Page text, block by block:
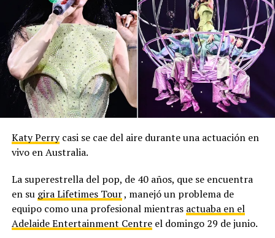
Katy Perrycasi se cae del aire durante una actuación en
vivo en Australia.
La superestrella del pop, de 40 años, que se encuentra
en su gira Lifetimes Tour, manejó un problema de
equipo como una profesional mientras actuaba en el
Adelaide Entertainment Centreel domingo 29 de junio.